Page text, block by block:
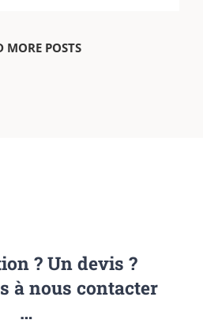
MORE POSTS
? Un devis ?
à nous contacter
…